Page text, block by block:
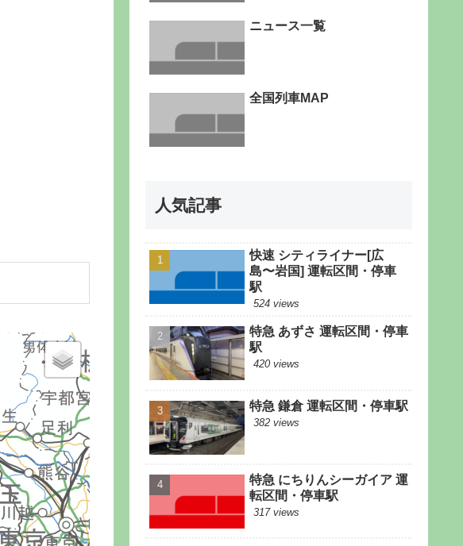
ニュース一覧
全国列車MAP
人気記事
快速 シティライナー[広
島〜岩国] 運転区間・停車
駅
524 views
特急 あずさ 運転区間・停車
駅
420 views
特急 鎌倉 運転区間・停車駅
382 views
特急 にちりんシーガイア 運
転区間・停車駅
317 views